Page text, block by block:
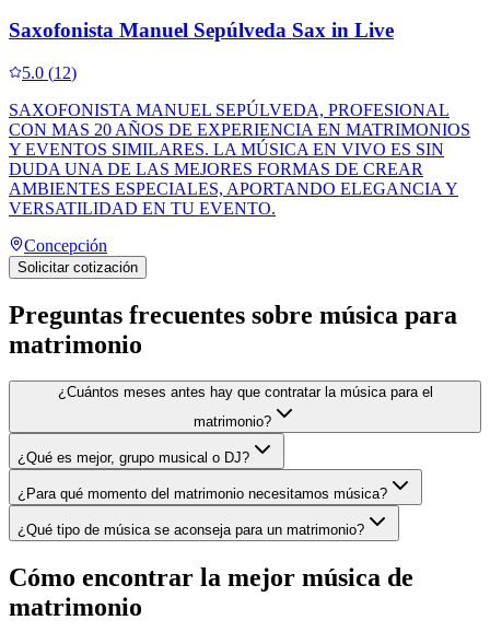
Saxofonista Manuel Sepúlveda Sax in Live
5.0 (12)
SAXOFONISTA MANUEL SEPÚLVEDA, PROFESIONAL
CON MAS 20 AÑOS DE EXPERIENCIA EN MATRIMONIOS
Y EVENTOS SIMILARES. LA MÚSICA EN VIVO ES SIN
DUDA UNA DE LAS MEJORES FORMAS DE CREAR
AMBIENTES ESPECIALES, APORTANDO ELEGANCIA Y
VERSATILIDAD EN TU EVENTO.
Concepción
Solicitar cotización
Preguntas frecuentes sobre música para
matrimonio
¿Cuántos meses antes hay que contratar la música para el
matrimonio?
¿Qué es mejor, grupo musical o DJ?
¿Para qué momento del matrimonio necesitamos música?
¿Qué tipo de música se aconseja para un matrimonio?
Cómo encontrar la mejor música de
matrimonio